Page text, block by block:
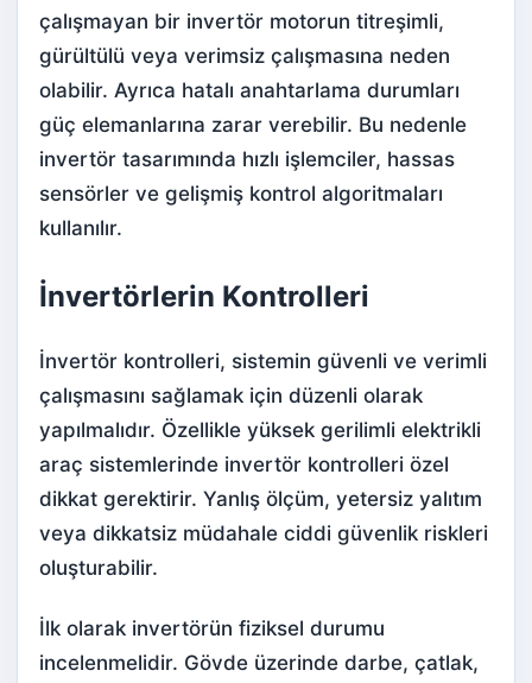
çalışmayan bir invertör motorun titreşimli,
gürültülü veya verimsiz çalışmasına neden
olabilir. Ayrıca hatalı anahtarlama durumları
güç elemanlarına zarar verebilir. Bu nedenle
invertör tasarımında hızlı işlemciler, hassas
sensörler ve gelişmiş kontrol algoritmaları
kullanılır.
İnvertörlerin Kontrolleri
İnvertör kontrolleri, sistemin güvenli ve verimli
çalışmasını sağlamak için düzenli olarak
yapılmalıdır. Özellikle yüksek gerilimli elektrikli
araç sistemlerinde invertör kontrolleri özel
dikkat gerektirir. Yanlış ölçüm, yetersiz yalıtım
veya dikkatsiz müdahale ciddi güvenlik riskleri
oluşturabilir.
İlk olarak invertörün fiziksel durumu
incelenmelidir. Gövde üzerinde darbe, çatlak,